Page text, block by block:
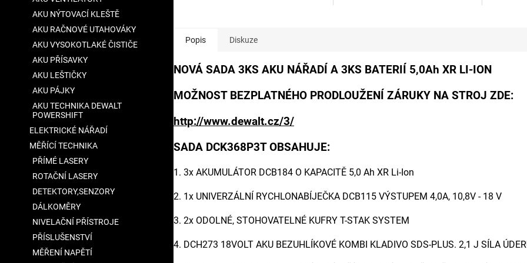
AKU NÝTOVACÍ KLEŠTĚ
AKU RAČNOVÉ UTAHOVÁKY
AKU VYSOKOTLAKÉ ČISTIČE
AKU PŘÍSAVKY
AKU LEŠTIČKY
AKU PÁJKY
AKU TECHNIKA DEWALT
POWERSHIFT
ELEKTRICKÉ NÁŘADÍ
MĚŘÍCÍ TECHNIKA
PŘÍMÉ LASERY
ROTAČNÍ LASERY
DETEKTORY,SENZORY
DÁLKOMĚRY
NIVELAČNÍ PŘÍSTROJE
PŘÍSLUŠENSTVÍ
MĚŘENÍ NAPĚTÍ
Popis Diskuze
NOVÁ SADA 3KS AKU NÁŘADÍ A 3KS BATERIÍ 5,0Ah XR LI-ION
MOŽNOST BEZPLATNÉHO PRODLOUŽENÍ ZÁRUKY NA STROJ ZDE:
http://www.dewalt.cz/3/
SADA DCK368P3T OBSAHUJE:
1. 3x AKUMULÁTOR DCB184 O KAPACITĚ 5,0 Ah XR Li-Ion
2. 1x UNIVERZÁLNÍ RYCHLONABÍJEČKA DCB115 VÝSTUPEM 4,0A, 10,8V - 18 V
3. 2x ODOLNÉ, STOHOVATELNÉ KUFRY T-STAK SYSTEM
4. DCH273 18VOLT AKU BEZUHLÍKOVÉ KOMBI KLADIVO SDS-PLUS. 2,1 J SÍLA